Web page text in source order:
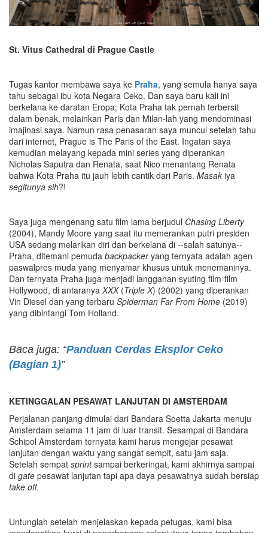
St. Vitus Cathedral di Prague Castle
Tugas kantor membawa saya ke Praha, yang semula hanya saya
tahu sebagai ibu kota Negara Ceko. Dan saya baru kali ini
berkelana ke daratan Eropa; Kota Praha tak pernah terbersit
dalam benak, melainkan Paris dan Milan-lah yang mendominasi
imajinasi saya. Namun rasa penasaran saya muncul setelah tahu
dari internet, Prague is The Paris of the East. Ingatan saya
kemudian melayang kepada mini series yang diperankan
Nicholas Saputra dan Renata, saat Nico menantang Renata
bahwa Kota Praha itu jauh lebih cantik dari Paris. Masak iya
segitunya sih?!
Saya juga mengenang satu film lama berjudul Chasing Liberty
(2004), Mandy Moore yang saat itu memerankan putri presiden
USA sedang melarikan diri dan berkelana di --salah satunya--
Praha, ditemani pemuda backpackeryang ternyata adalah agen
paswalpres muda yang menyamar khusus untuk menemaninya.
Dan ternyata Praha juga menjadi langganan syuting film-film
Hollywood, di antaranya XXX(Triple X) (2002) yang diperankan
Vin Diesel dan yang terbaru Spiderman Far From Home (2019)
yang dibintangi Tom Holland.
Baca juga: “Panduan Cerdas Eksplor Ceko
(Bagian 1)”
KETINGGALAN PESAWAT LANJUTAN DI AMSTERDAM
Perjalanan panjang dimulai dari Bandara Soetta Jakarta menuju
Amsterdam selama 11 jam di luar transit. Sesampai di Bandara
Schipol Amsterdam ternyata kami harus mengejar pesawat
lanjutan dengan waktu yang sangat sempit, satu jam saja.
Setelah sempat sprintsampai berkeringat, kami akhirnya sampai
di gate pesawat lanjutan tapi apa daya pesawatnya sudah bersiap
take off.
Untunglah setelah menjelaskan kepada petugas, kami bisa